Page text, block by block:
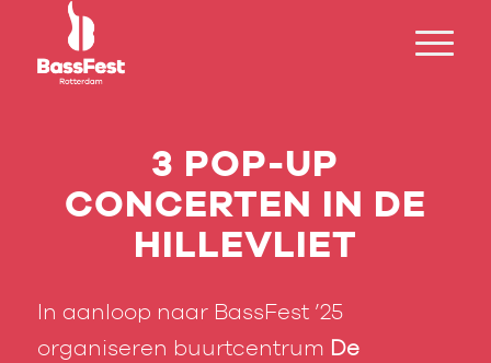
3 POP-UP
CONCERTEN IN DE
HILLEVLIET
In aanloop naar BassFest ’25
organiseren buurtcentrum De